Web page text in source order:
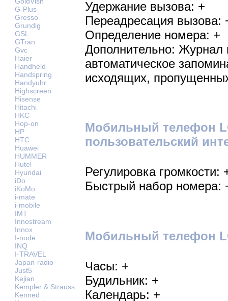
G-Plus
Gresso
Grundig
GSL
GTran
Gvc
Haier
Handheld
Handspring
Handyuhr
Highscreen
Hisense
Hitachi
HKC
Hop-on
HP
HTC
Huawei
HUMMER
Hutel
Hyundai
iDo
iKoMo
i-mate
i-mobile
IMT
Innostream
Innox
I-node
INQ
I-TRAVEL
Japan-radio
Just5
Kejian
Kempler & Strauss
Kenned
Удержание вызова: +
Переадресация вызова:
Определение номера: +
Дополнительно: Журнал
автоматическое
исходящих,
Мобильный телефон
пользовательский
Регулировка громкости:
Быстрый набор номера:
Мобильный телефон
Часы: +
Будильник: +
Календарь: +